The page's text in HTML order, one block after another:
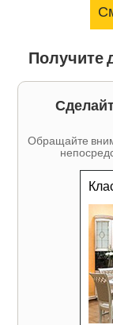
Получите
Обращайте